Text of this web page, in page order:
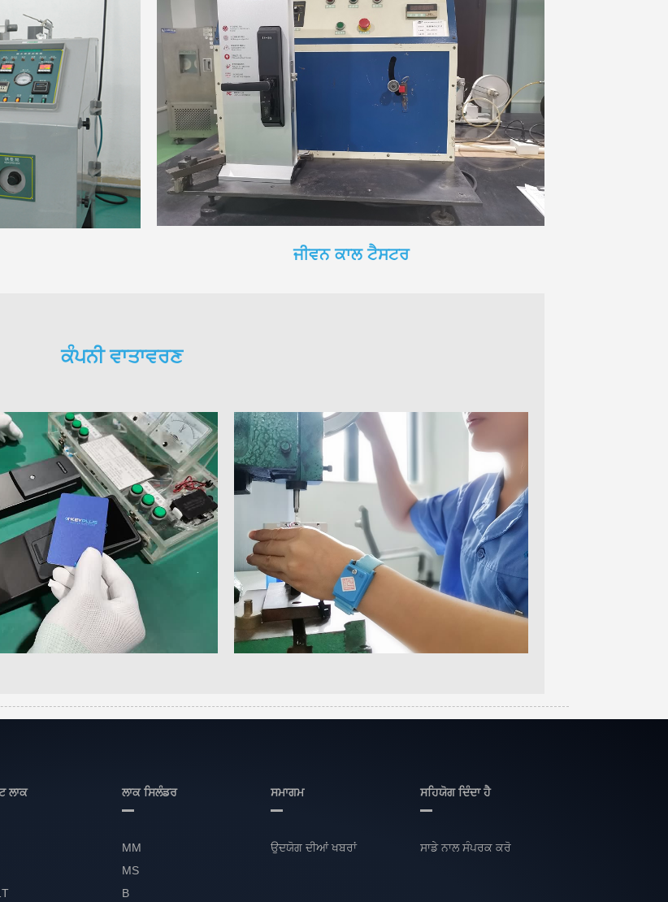
ਜੀਵਨ ਕਾਲ ਟੈਸਟਰ
ਕੰਪਨੀ ਵਾਤਾਵਰਣ
ਲਾਕ ਲਾਕ ਸਿਲੰਡਰ
MM
MS
B
ਸਮਾਗਮ
ਉਦਯੋਗ ਦੀਆਂ ਖਬਰਾਂ
ਸਹਿਯੋਗ ਦਿੰਦਾ ਹੈ
ਸਾਡੇ ਨਾਲ ਸੰਪਰਕ ਕਰੋ